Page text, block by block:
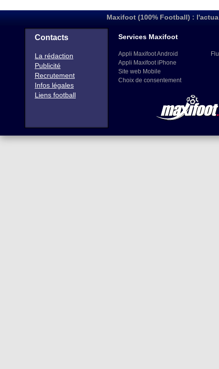
Maxifoot (100% Football) :
Contacts
La rédaction
Publicité
Recrutement
Infos légales
Liens football
Services Maxifoot
Appli Maxifoot Android
Appli Maxifoot iPhone
Site web Mobile
Choix de consentement